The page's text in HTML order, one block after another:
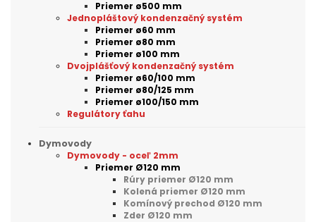
Priemer ø500 mm
Jednopláštový kondenzačný systém
Priemer ø60 mm
Priemer ø80 mm
Priemer ø100 mm
Dvojplášťový kondenzačný systém
Priemer ø60/100 mm
Priemer ø80/125 mm
Priemer ø100/150 mm
Regulátory ťahu
Dymovody
Dymovody - oceľ 2mm
Priemer Ø120 mm
Rúry priemer Ø120 mm
Kolená priemer Ø120 mm
Komínový prechod Ø120 mm
Zder Ø120 mm